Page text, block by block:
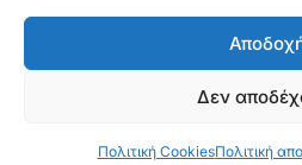
Δεν
Πολιτική CookiesΠολιτική
Πολιτική απορρήτου
Επικοινωνία